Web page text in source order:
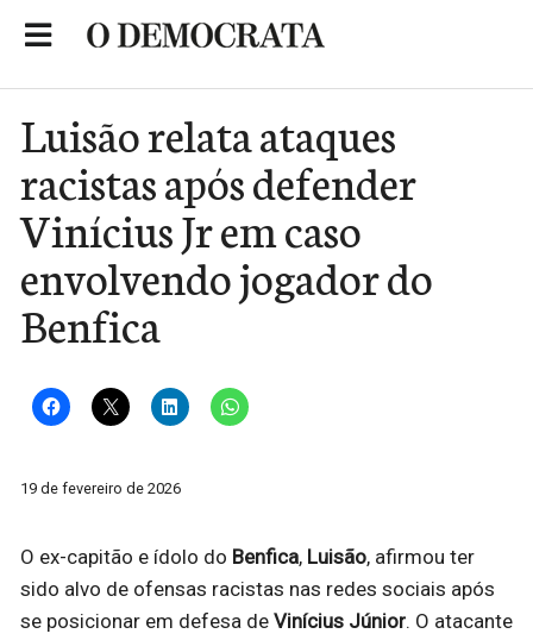
Luisão relata ataques
racistas após defender
Vinícius Jr em caso
envolvendo jogador do
Benfica
19 de fevereiro de 2026
O ex-capitão e ídolo do Benfica, Luisão, afirmou ter
sido alvo de ofensas racistas nas redes sociais após
se posicionar em defesa de Vinícius Júnior. O atacante